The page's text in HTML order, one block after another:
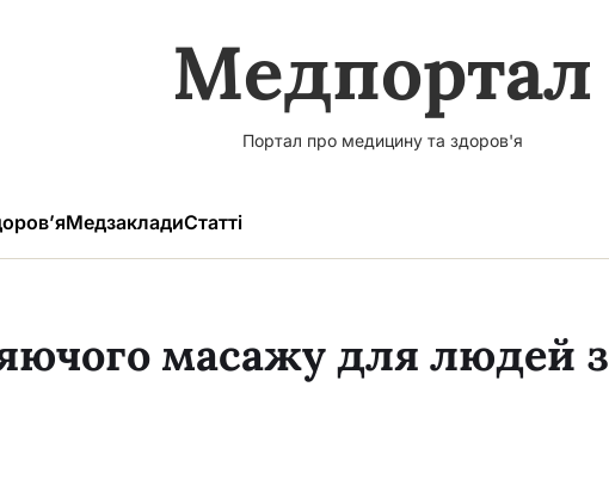
Медпортал
Портал про медицину та здоров'я
МедзакладиСтатті
масажу для людей з